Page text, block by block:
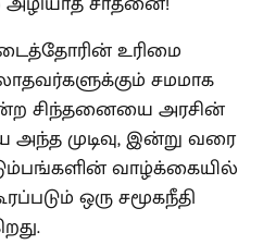
உரிமை
சமமாக
சிந்தனையை அரசின்
முடிவு, இன்று வரை
வாழ்க்கையில்
ஒரு சமூகநீதி